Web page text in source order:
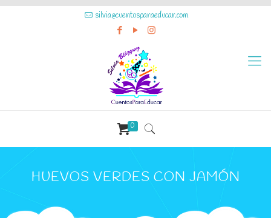
silvia@cuentosparaeducar.com
0
HUEVOS VERDES CON JAMÓN